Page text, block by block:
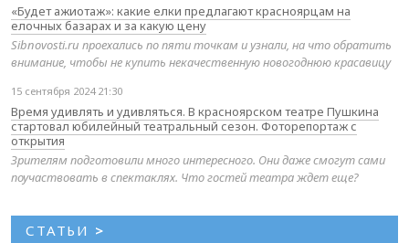
«Будет ажиотаж»: какие елки предлагают красноярцам на
елочных базарах и за какую цену
Sibnovosti.ru проехались по пяти точкам и узнали, на что обратить
внимание, чтобы не купить некачественную новогоднюю красавицу
15 сентября 2024 21:30
Время удивлять и удивляться. В красноярском театре Пушкина
стартовал юбилейный театральный сезон. Фоторепортаж с
открытия
Зрителям подготовили много интересного. Они даже смогут сами
поучаствовать в спектаклях. Что гостей театра ждет еще?
СТАТЬИ >